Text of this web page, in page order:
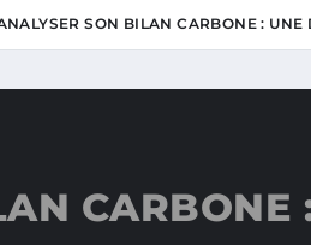
SON BILAN CARBONE : UNE
CARBONE